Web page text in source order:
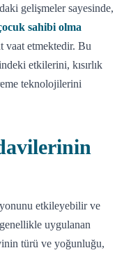
gelişmeler sayesinde,
sahibi olma
vaat etmektedir. Bu
etkilerini, kısırlık
teknolojilerini
etkileyebilir ve
uygulanan
türü ve yoğunluğu,